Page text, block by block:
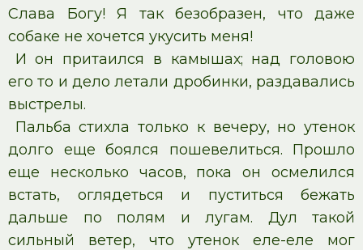
Слава Богу! Я так безобразен, что даже
собаке не хочется укусить меня!
И он притаился в камышах; над головою
его то и дело летали дробинки, раздавались
выстрелы.
Пальба стихла только к вечеру, но утенок
долго еще боялся пошевелиться. Прошло
еще несколько часов, пока он осмелился
встать, оглядеться и пуститься бежать
дальше по полям и лугам. Дул такой
сильный ветер, что утенок еле-еле мог